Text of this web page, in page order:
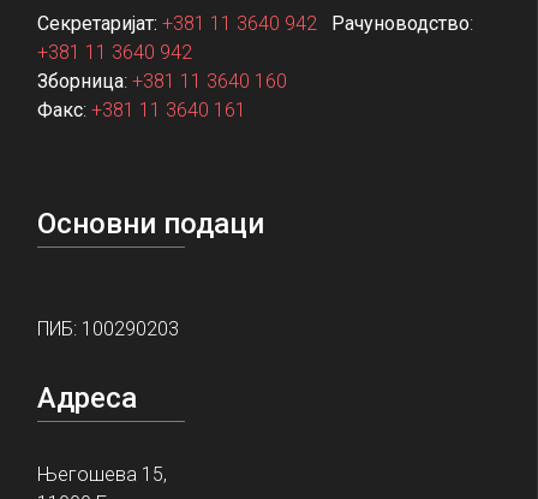
Секретаријат: +381 11 3640 942 Рачуноводство:
+381 11 3640 942
Зборница:+381 11 3640 160
Факс:+381 11 3640 161
Основни подаци
ПИБ: 100290203
Адреса
Његошева 15,